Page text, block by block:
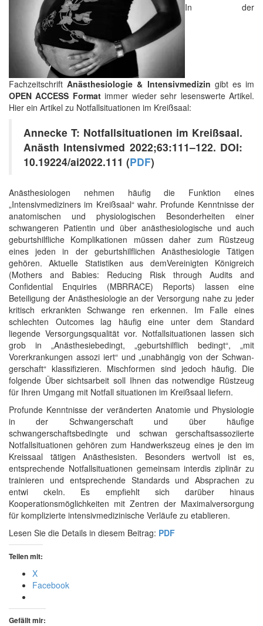
In der
FachzeitschriftAnästhesiologie & Intensivmedizin gibt es im
OPEN ACCESS Formatimmer wieder sehr lesenswerte Artikel.
Hier ein Artikel zu Notfallsituationen im Kreißsaal:
Annecke T: Notfallsituationen im Kreißsaal.
Anästh Intensivmed 2022;63:111–122. DOI:
10.19224/ai2022.111 (PDF)
Anästhesiologen nehmen häufig die Funktion eines
„Intensivmediziners im Kreißsaal“ wahr. Profunde Kenntnisse der
anatomischen und physiologischen Besonderheiten einer
schwangeren Pa­tientin und über anästhesiologische und auch
geburtshilfliche Komplikationen müssen daher zum Rüstzeug
eines jeden in der geburtshilflichen Anästhesiologie Tätigen
gehören. Aktuelle Statistiken aus demVereinigten Königreich
(Mothers and Babies: Reducing Risk through Audits and
Confidential Enquiries (MBRRACE)­ Reports) lassen eine
Beteiligung der Anästhesiologie an der Versorgung nahe­ zu jeder
kritisch erkrankten Schwange­ ren erkennen. Im Falle eines
schlechten Outcomes lag häufig eine unter dem Standard
liegende Versorgungsqualität vor. Notfallsituationen lassen sich
grob in „Anästhesie­bedingt, „geburtshilflich­ bedingt“, „mit
Vorerkrankungen assozi­ iert“ und „unabhängig von der Schwan­
gerschaft“ klassifizieren. Mischformen sind jedoch häufig. Die
folgende Über­ sichtsarbeit soll Ihnen das notwendige Rüstzeug
für Ihren Umgang mit Notfall­ situationen im Kreißsaal liefern.
Profunde Kenntnisse der veränderten Anatomie und Physiologie
in der Schwangerschaft und über häufige
schwangerschaftsbedingte und schwan­ gerschaftsassoziierte
Notfallsituationen gehören zum Handwerkszeug eines je­ den im
Kreissaal tätigen Anästhesisten. Besonders wertvoll ist es,
entsprechende Notfallsituationen gemeinsam interdis­ ziplinär zu
trainieren und entsprechende Standards und Absprachen zu
entwi­ ckeln. Es empfiehlt sich darüber hinaus
Kooperationsmöglichkeiten mit Zentren der Maximalversorgung
für komplizierte intensivmedizinische Verläufe zu eta­blieren.
Lesen Sie die Details in diesem Beitrag: PDF
Teilen mit:
X
Facebook
Gefällt mir: